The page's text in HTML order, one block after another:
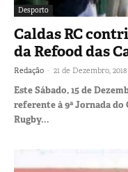
Desporto
Caldas RC
da Refood das
Redação - 21 de Dezembro, 2018
Este Sábado, 15 de
referente à 9ª Jornada do
Rugby...